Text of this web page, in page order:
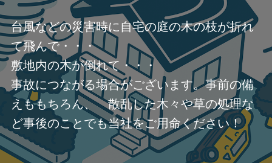
台風などの災害時に自宅の庭の木の枝が折れ
て飛んで・・・
敷地内の木が倒れて・・・
事故につながる場合がございます。事前の備
えももちろん、 散乱した木々や草の処理な
ど事後のことでも当社をご用命ください！